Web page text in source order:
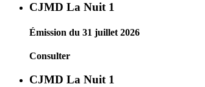
CJMD La Nuit 1
Émission du 31 juillet 2026
Consulter
CJMD La Nuit 1